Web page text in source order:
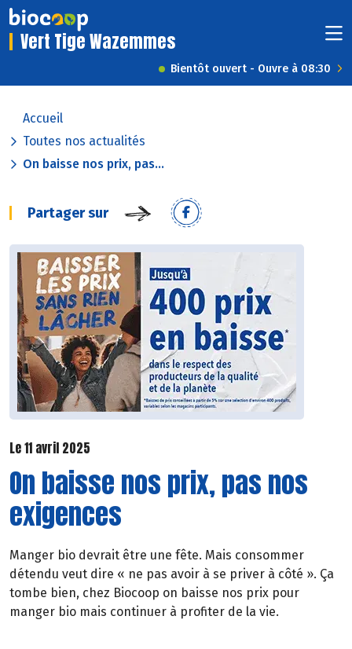
Vert Tige Wazemmes
Bientôt ouvert - Ouvre à 08:30
Accueil
Toutes nos actualités
On baisse nos prix, pas...
Partager sur
Le 11 avril 2025
On baisse nos prix, pas nos
exigences
Manger bio devrait être une fête. Mais consommer
détendu veut dire « ne pas avoir à se priver à côté ». Ça
tombe bien, chez Biocoop on baisse nos prix pour
manger bio mais continuer à profiter de la vie.